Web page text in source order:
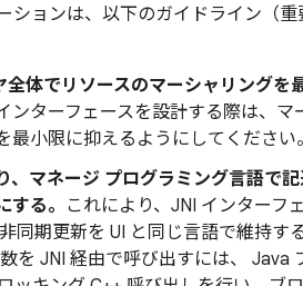
ションは、以下のガイドライン（
全体でリソースのマーシャリングを
ンターフェースを設計する際は、
最小限に抑えるようにしてください。
、マネージ プログラミング言語で
する。
これにより、JNI インターフ
同期更新を UI と同じ言語で維持す
を JNI 経由で呼び出すには、